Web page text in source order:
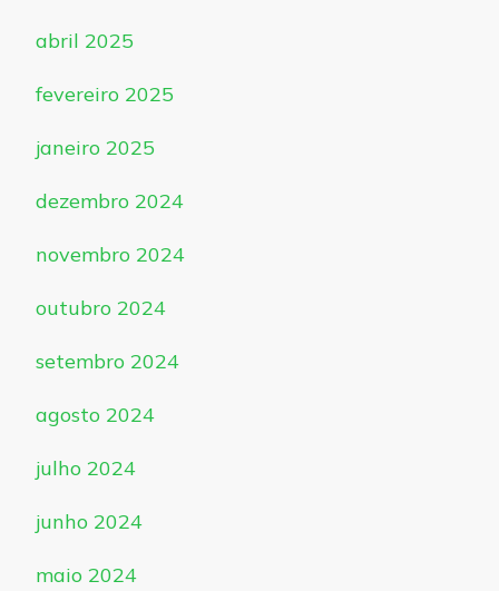
abril 2025
fevereiro 2025
janeiro 2025
dezembro 2024
novembro 2024
outubro 2024
setembro 2024
agosto 2024
julho 2024
junho 2024
maio 2024